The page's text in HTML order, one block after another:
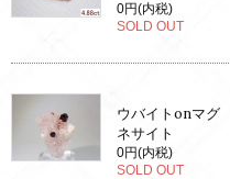
0円(内税)
SOLD OUT
ウバイトonマグ
ネサイト
0円(内税)
SOLD OUT